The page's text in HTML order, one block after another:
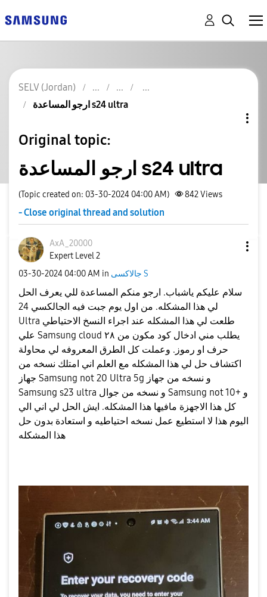
SELV (Jordan)
ارجو المساعدة s24 ultra
Original topic:
ارجو المساعدة s24 ultra
(Topic created on: 03-30-2024 04:00 AM) 842Views
- Close original thread and solution
AxA_20000
Expert Level 2
‎03-30-2024 04:00 AM in جالاكسى S
سلام عليكم ياشباب. ارجو منكم المساعدة للي يعرف الحل
لي هذا المشكله. من اول يوم جبت فيه الجالكسي 24
Ultra طلعت لي هذا المشكله عند اجراء النسخ الاحتياطي
علي Samsung cloud يطلب مني ادخال كود مكون من ٢٨
حرف او رموز. وعملت كل الطرق المعروفه لي محاولة
اكتشاف حل لي هذا المشكله مع العلم اني امتلك نسخه من
جهاز Samsung not 20 Ultra 5g و نسخه من جهاز
Samsung s23 ultra و نسخه من جوال Samsung not 10+ و
كل هذا الاجهزة مافيها هذا المشكله. ايش الحل لي اني الي
اليوم هذا لا استطيع عمل نسخه احتياطيه و استعادة بدون حل